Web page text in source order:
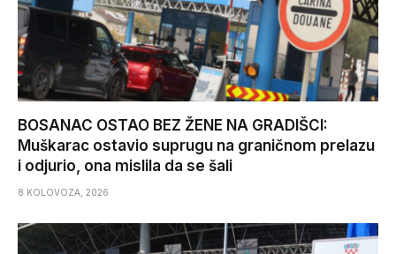
BOSANAC OSTAO BEZ ŽENE NA GRADIŠCI:
Muškarac ostavio suprugu na graničnom prelazu
i odjurio, ona mislila da se šali
8 KOLOVOZA, 2026